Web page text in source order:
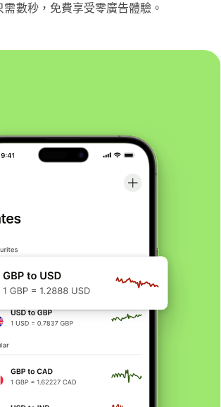
需數秒，免費享受零廣告體驗。